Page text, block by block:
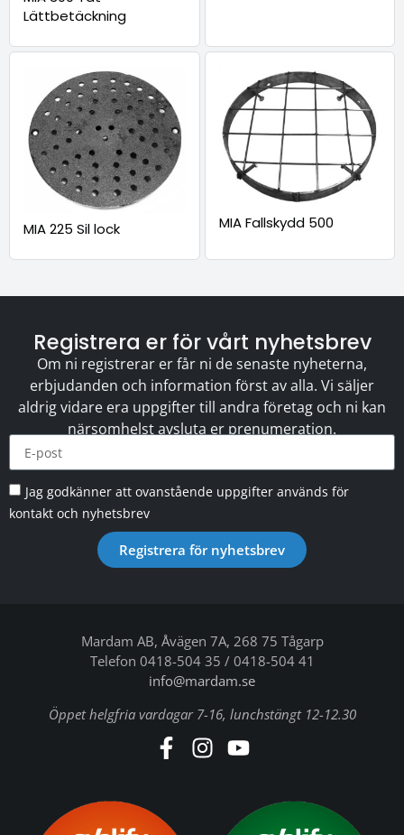
Lättbetäckning
MIA 225 Sil lock MIA Fallskydd 500
Registrera er för vårt nyhetsbrev
Om ni registrerar er får ni de senaste nyheterna,
erbjudanden och information först av alla. Vi säljer
aldrig vidare era uppgifter till andra företag och ni kan
närsomhelst avsluta er prenumeration.
Jag godkänner att ovanstående uppgifter används för
kontakt och nyhetsbrev
Registrera för nyhetsbrev
Mardam AB, Åvägen 7A, 268 75 Tågarp
Telefon 0418-504 35 / 0418-504 41
info@mardam.se
Öppet helgfria vardagar 7-16, lunchstängt 12-12.30